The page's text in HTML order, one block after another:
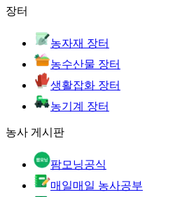
장터
농자재 장터
농수산물 장터
생활잡화 장터
농기계 장터
농사 게시판
팜모닝공식
매일매일 농사공부